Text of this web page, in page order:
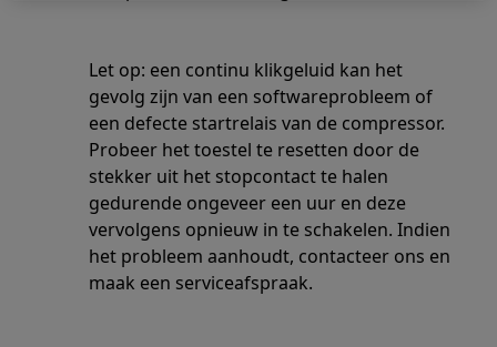
Let op: een continu klikgeluid kan het
gevolg zijn van een softwareprobleem of
een defecte startrelais van de compressor.
Probeer het toestel te resetten door de
stekker uit het stopcontact te halen
gedurende ongeveer een uur en deze
vervolgens opnieuw in te schakelen. Indien
het probleem aanhoudt, contacteer ons en
maak een serviceafspraak.